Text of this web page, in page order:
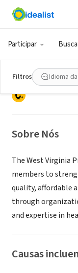
Participar
Filtros Idioma
ONG (SETOR
West
Association
Charleston, WV|
Sobre Nós
The West Virginia
members to
quality, affordable
through
and expertise in
Causas